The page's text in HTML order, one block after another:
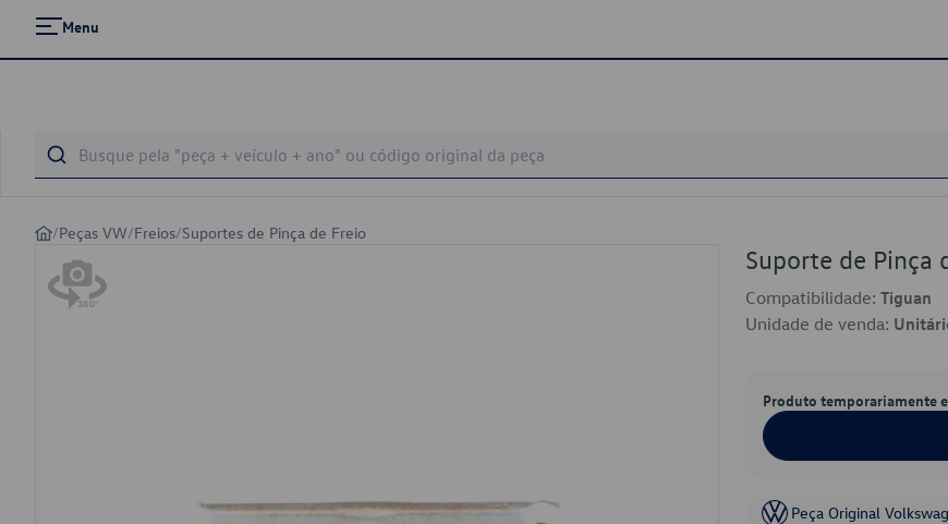
Menu
/Peças VW/Freios/Suportes de Pinça de Freio
Suporte de Pinça
Compatibilidade: Tiguan
Unidade de venda:
Produto temporariamente
Peça Original